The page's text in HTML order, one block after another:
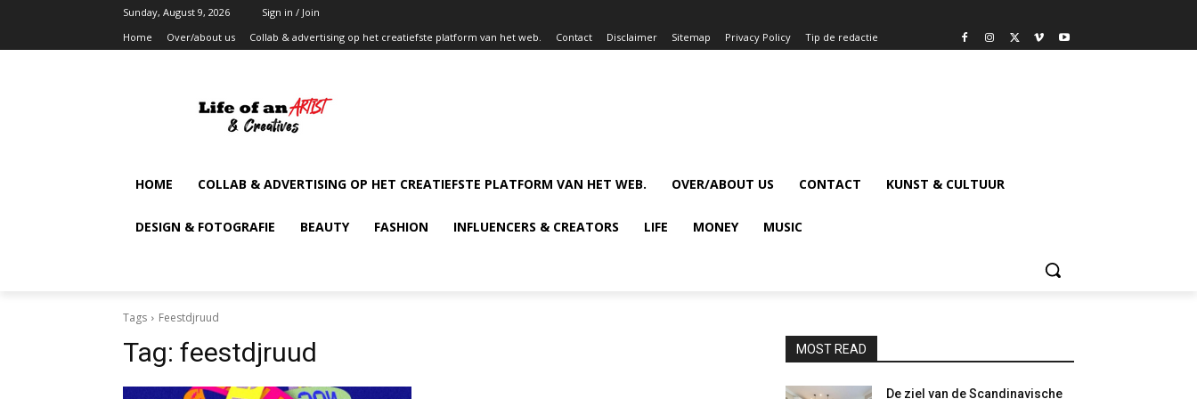
Sunday, August 9, 2026
Sign in / Join
Home
Over/about us Collab & advertising op het creatiefste platform van het web. Contact Disclaimer Sitemap Privacy Policy Tip de redactie
HOME COLLAB & ADVERTISING OP HET CREATIEFSTE PLATFORM VAN HET WEB. OVER/ABOUT US CONTACT KUNST & CULTUUR
DESIGN & FOTOGRAFIE BEAUTY FASHION INFLUENCERS & CREATORS LIFE MONEY MUSIC
Tags Feestdjruud
Tag: feestdjruud MOST READ
De ziel van de Scandinavische